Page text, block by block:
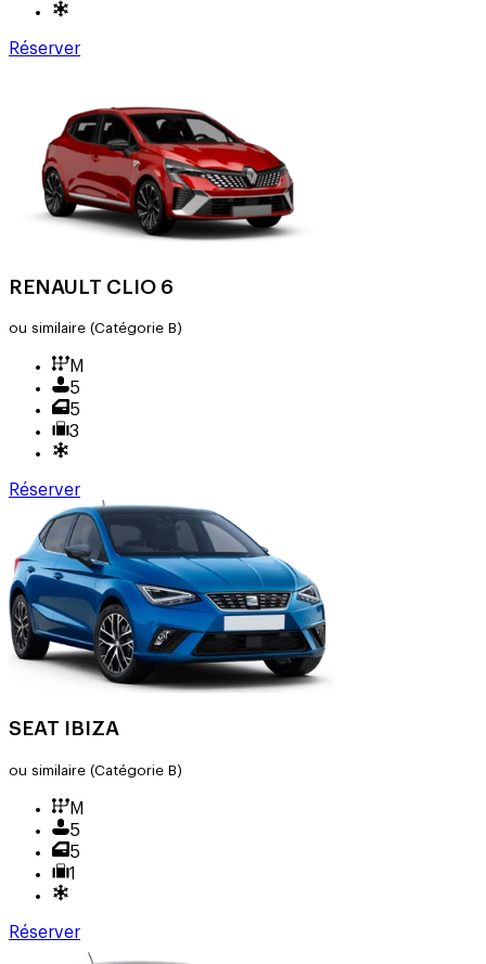
Réserver
RENAULT CLIO 6
ou similaire (Catégorie B)
M
5
5
3
Réserver
SEAT IBIZA
ou similaire (Catégorie B)
M
5
5
1
Réserver